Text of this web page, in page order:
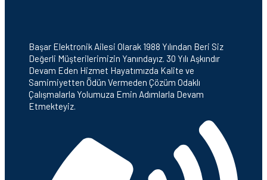
Başar Elektronik Ailesi Olarak 1988 Yılından Beri Siz
Değerli Müşterilerimizin Yanındayız. 30 Yılı Aşkındır
Devam Eden Hizmet Hayatımızda Kalite ve
Samimiyetten Ödün Vermeden Çözüm Odaklı
Çalışmalarla Yolumuza Emin Adımlarla Devam
Etmekteyiz.